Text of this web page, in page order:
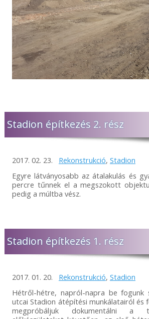
Stadion építkezés 2. rész
2017. 02. 23. Rekonstrukció, Stadion
Egyre látványosabb az átalakulás és
percre tűnnek el a megszokott
pedig a múltba vész.
Stadion építkezés 1. rész
2017. 01. 20. Rekonstrukció, Stadion
Hétről-hétre, napról-napra be fogunk
utcai Stadion átépítési munkálatairól és
megpróbáljuk dokumentálni a